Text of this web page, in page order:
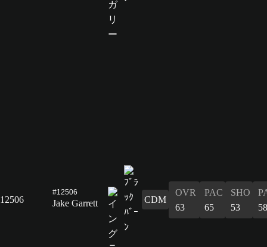
12506
#12506
Jake Garrett CDM
OVR
63
PAC
65
SHO
53
58